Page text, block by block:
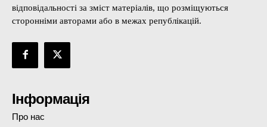
відповідальності за зміст матеріалів, що розміщуються
сторонніми авторами або в межах републікацій.
Інформація
Про нас